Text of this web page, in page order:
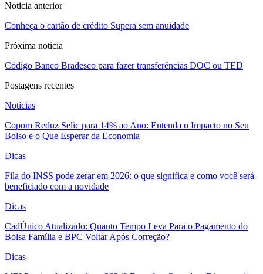
Noticia anterior
Conheça o cartão de crédito Supera sem anuidade
Próxima noticia
Código Banco Bradesco para fazer transferências DOC ou TED
Postagens recentes
Notícias
Copom Reduz Selic para 14% ao Ano: Entenda o Impacto no Seu
Bolso e o Que Esperar da Economia
Dicas
Fila do INSS pode zerar em 2026: o que significa e como você será
beneficiado com a novidade
Dicas
CadÚnico Atualizado: Quanto Tempo Leva Para o Pagamento do
Bolsa Família e BPC Voltar Após Correção?
Dicas